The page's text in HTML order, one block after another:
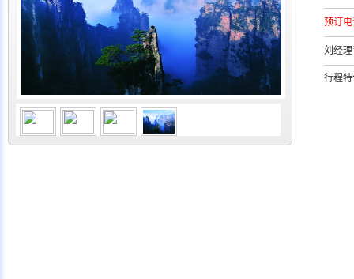
预订
刘经
行程